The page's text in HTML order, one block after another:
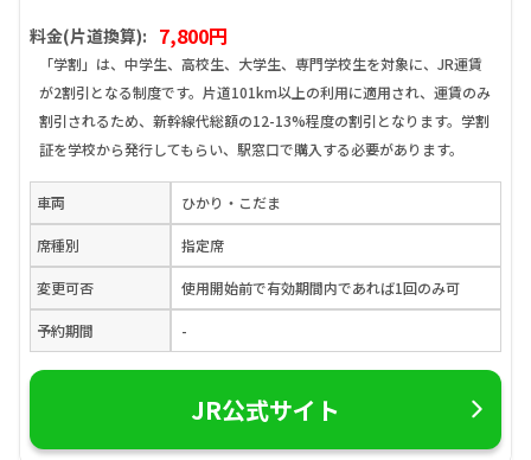
料金(片道換算): 7,800円
「学割」は、中学生、高校生、大学生、専門学校生を対象に、JR運賃
が2割引となる制度です。片道101km以上の利用に適用され、運賃のみ
割引されるため、新幹線代総額の12-13%程度の割引となります。学割
証を学校から発行してもらい、駅窓口で購入する必要があります。
車両 ひかり・こだま
席種別 指定席
変更可否 使用開始前で有効期間内であれば1回のみ可
予約期間 -
JR公式サイト